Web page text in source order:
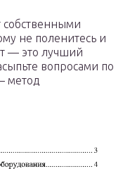
собственными
не поленитесь и
— это лучший
вопросами по
метод